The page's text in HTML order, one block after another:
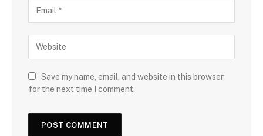
Save my name, email, and website in this browser
for the next time I comment.